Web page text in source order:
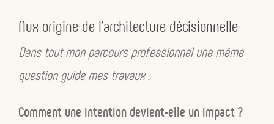
Aux origine de l’architecture décisionnelle
Dans tout mon parcours professionnel une même
question guide mes travaux :
Comment une intention devient-elle un impact ?